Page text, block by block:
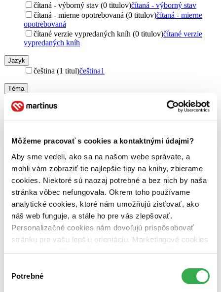
Môžeme pracovať s cookies a kontaktnými údajmi?
Aby sme vedeli, ako sa na našom webe správate, a
mohli vám zobraziť tie najlepšie tipy na knihy, zbierame
cookies. Niektoré sú naozaj potrebné a bez nich by naša
stránka vôbec nefungovala. Okrem toho používame
analytické cookies, ktoré nám umožňujú zisťovať, ako
náš web funguje, a stále ho pre vás zlepšovať.
Personalizačné cookies nám dovoľujú prispôsobovať
stránku pre vašu lepšiu orientáciu. Marketingové cookies
nám zas umožňujú zobrazenie relevantnej reklamy.
nám pomohlo, keby sme mohli používať všetky tieto
súhlasu
Potrebné
čítaná - výborný stav (0 titulov)čítaná - výborný stav
čítaná - mierne opotrebovaná (0 titulov)čítaná - mierne
opotrebovaná
čítané verzie vypredaných kníh (0 titulov)čítané verzie
vypredaných kníh
Jazyk
čeština (1 titul)čeština1
Téma
Väzba
brožovaná väzba (1 titul)brožovaná väzba1
Zúžiť výber
Zoradiť
Bestsellery
Najlacnejšie